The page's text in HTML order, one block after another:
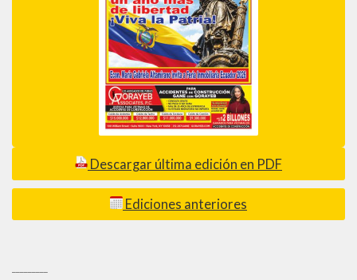
Descargar última edición en PDF
Ediciones anteriores